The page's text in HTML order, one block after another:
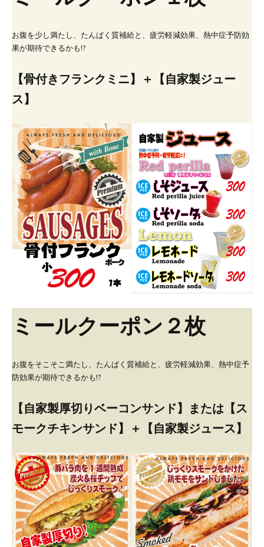
お腹を少し満たし、たんぱく質補給と、疲労軽減効果、熱中症予防効
果が期待できるかも!?
【骨付きフランクミニ】＋【自家製ジュー
ス】
ミールクーポン２枚
お腹をそこそこ満たし、たんぱく質補給と、疲労軽減効果、熱中症予
防効果が期待できるかも!?
【自家製厚切りベーコンサンド】または【ス
モークチキンサンド】＋【自家製ジュース】